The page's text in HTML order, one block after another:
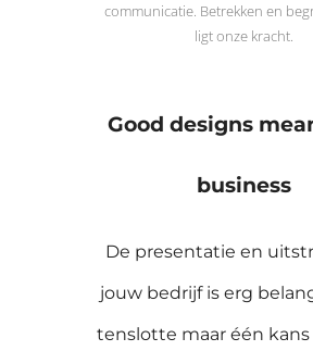
communicatie. Betrekken en
ligt onze kracht.
Good designs
business
De presentatie en
jouw bedrijf is erg
tenslotte maar één kans